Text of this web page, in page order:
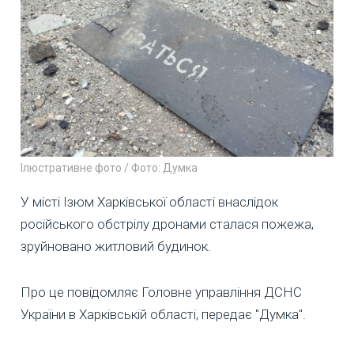
Ілюстративне фото / Фото: Думка
У місті Ізюм Харківської області внаслідок
російського обстрілу дронами сталася пожежа,
зруйновано житловий будинок.
Про це повідомляє Головне управління ДСНС
України в Харківській області, передає "Думка".